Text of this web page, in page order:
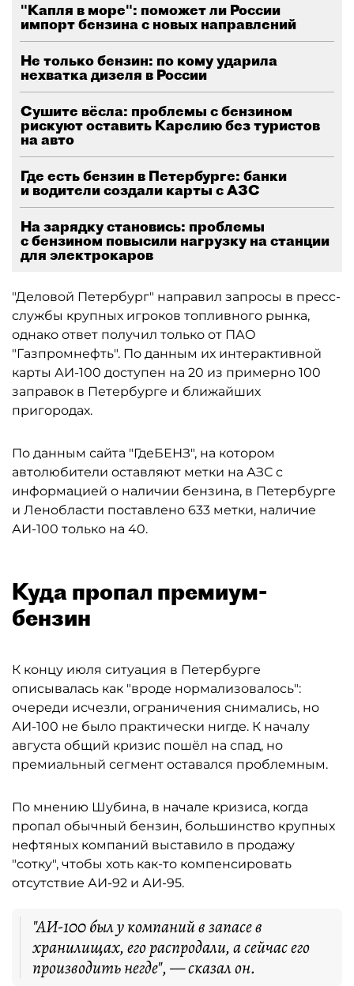
"Капля в море": поможет ли России
импорт бензина с новых направлений
Не только бензин: по кому ударила
нехватка дизеля в России
Сушите вёсла: проблемы с бензином
рискуют оставить Карелию без туристов
на авто
Где есть бензин в Петербурге: банки
и водители создали карты с АЗС
На зарядку становись: проблемы
с бензином повысили нагрузку на станции
для электрокаров
"Деловой Петербург" направил запросы в пресс-
службы крупных игроков топливного рынка,
однако ответ получил только от ПАО
"Газпромнефть". По данным их интерактивной
карты АИ-100 доступен на 20 из примерно 100
заправок в Петербурге и ближайших
пригородах.
По данным сайта "ГдеБЕНЗ", на котором
автолюбители оставляют метки на АЗС с
информацией о наличии бензина, в Петербурге
и Ленобласти поставлено 633 метки, наличие
АИ-100 только на 40.
Куда пропал премиум-
бензин
К концу июля ситуация в Петербурге
описывалась как "вроде нормализовалось":
очереди исчезли, ограничения снимались, но
АИ-100 не было практически нигде. К началу
августа общий кризис пошёл на спад, но
премиальный сегмент оставался проблемным.
По мнению Шубина, в начале кризиса, когда
пропал обычный бензин, большинство крупных
нефтяных компаний выставило в продажу
"сотку", чтобы хоть как-то компенсировать
отсутствие АИ-92 и АИ-95.
"АИ-100 был у компаний в запасе в
хранилищах, его распродали, а сейчас его
производить негде", — сказал он.